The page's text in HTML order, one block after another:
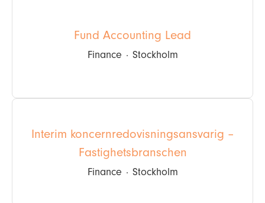
Fund Accounting Lead
Finance · Stockholm
Interim koncernredovisningsansvarig –
Fastighetsbranschen
Finance · Stockholm